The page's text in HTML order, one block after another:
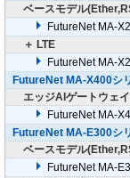
ベースモデル
FutureNet MA-
＋ LTE
FutureNet MA-
FutureNet MA-X400シ
エッジAIゲートウェ
FutureNet MA-
FutureNet MA-E300シ
ベースモデル
FutureNet MA-